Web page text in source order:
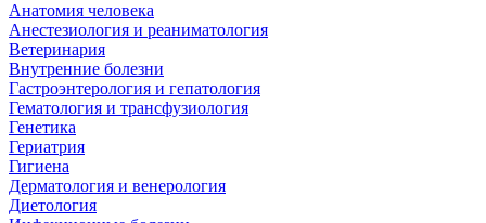
Анатомия человека
Анестезиология и реаниматология
Ветеринария
Внутренние болезни
Гастроэнтерология и гепатология
Гематология и трансфузиология
Генетика
Гериатрия
Гигиена
Дерматология и венерология
Диетология